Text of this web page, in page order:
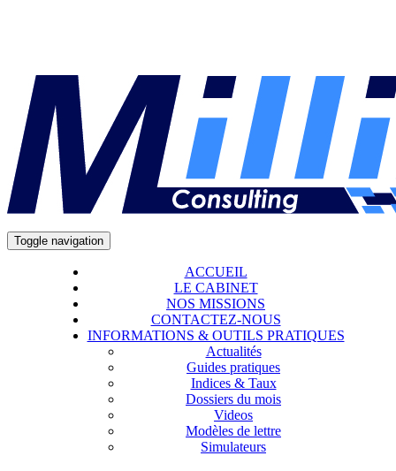
Toggle navigation
ACCUEIL
LE CABINET
NOS MISSIONS
CONTACTEZ-NOUS
INFORMATIONS & OUTILS PRATIQUES
Actualités
Guides pratiques
Indices & Taux
Dossiers du mois
Videos
Modèles de lettre
Simulateurs